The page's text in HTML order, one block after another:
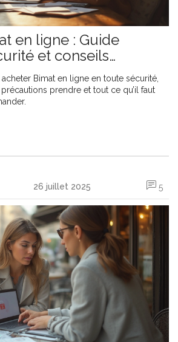
en ligne : Guide
et conseils
Bimat en ligne en toute sécurité,
prendre et tout ce qu’il faut
26 juillet 2025 5